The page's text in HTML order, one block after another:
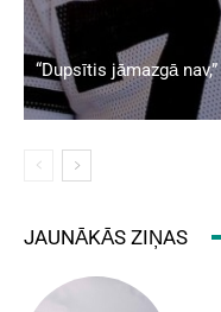
“Dupsītis jāmazgā
JAUNĀKĀS ZIŅAS